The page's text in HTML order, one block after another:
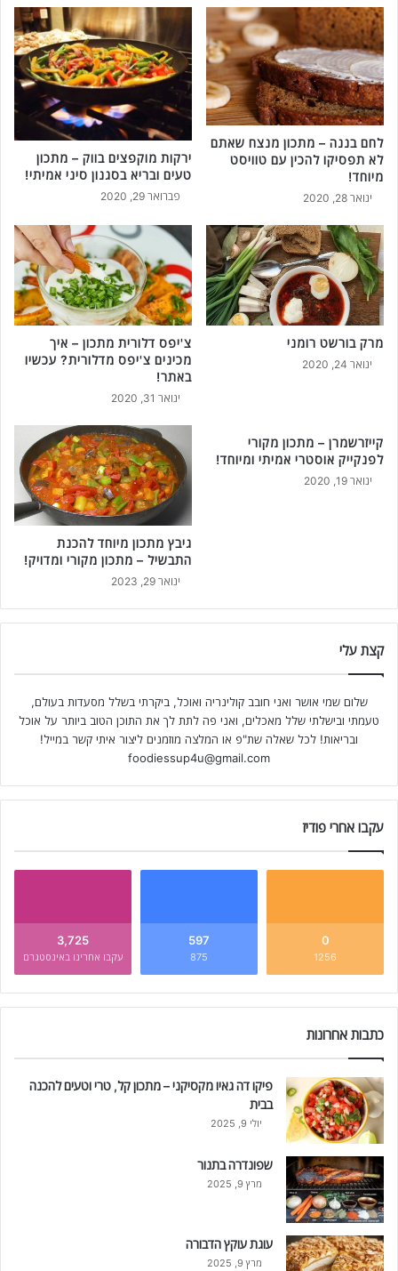
לחם בננה – מתכון מנצח שאתם
לא תפסיקו להכין עם טוויסט
מיוחד!
ינואר 28, 2020
ירקות מוקפצים בווק – מתכון
טעים ובריא בסגנון סיני אמיתי!
פברואר 29, 2020
מרק בורשט רומני
ינואר 24, 2020
צ'יפס דלורית מתכון – איך
מכינים צ'יפס מדלורית? עכשיו
באתר!
ינואר 31, 2020
קייזרשמרן – מתכון מקורי
לפנקייק אוסטרי אמיתי ומיוחד!
ינואר 19, 2020
גיבץ מתכון מיוחד להכנת
התבשיל – מתכון מקורי ומדויק!
ינואר 29, 2023
קצת עלי
שלום שמי אושר ואני חובב קולינריה ואוכל, ביקרתי בשלל מסעדות בעולם,
טעמתי ובישלתי שלל מאכלים, ואני פה לתת לך את התוכן הטוב ביותר על אוכל
ובריאות! לכל שאלה שת"פ או המלצה מוזמנים ליצור איתי קשר במייל!
foodiessup4u@gmail.com
עקבו אחרי פודיז
0
1256
597
875
3,725
עקבו אחרינו באינסטגרם
כתבות אחרונות
פיקו דה גאיו מקסיקני – מתכון קל, טרי וטעים להכנה
בבית
יולי 9, 2025
שפונדרה בתנור
מרץ 9, 2025
עוגת עוקץ הדבורה
מרץ 9, 2025